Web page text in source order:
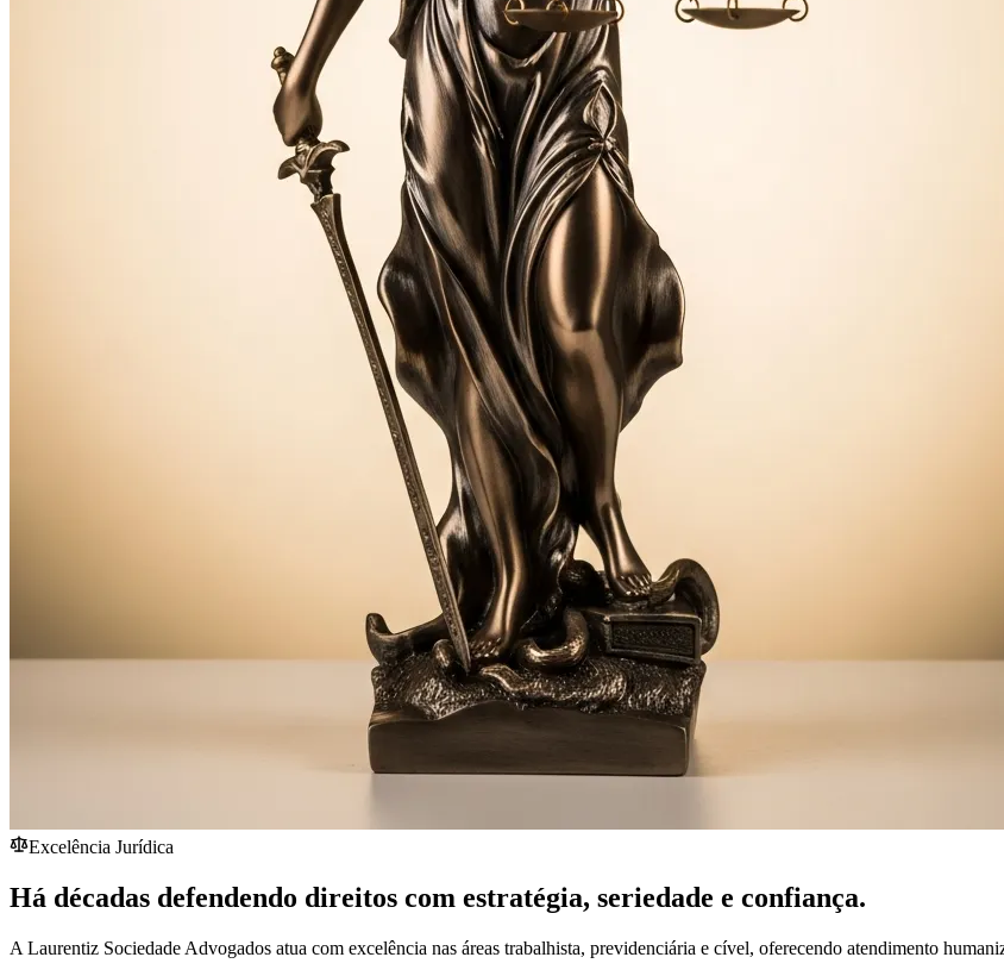
Excelência Jurídica
Há décadas defendendo direitos com estratégia, seriedade e confiança.
A Laurentiz Sociedade Advogados atua com excelência nas áreas trabalhista, previdenciária e cível, oferecendo atendimento